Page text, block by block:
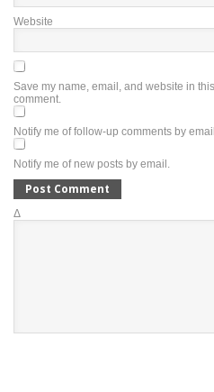
Website
Save my name, email, and website in
comment.
Notify me of follow-up comments by
Notify me of new posts by email.
Δ